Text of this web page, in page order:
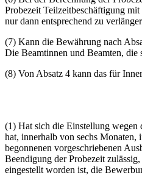
Probezeit Teilzeitbeschäftigung
nur dann entsprechend zu
(7) Kann die Bewährung nach
Die Beamtinnen und Beamten, die
(8) Von Absatz 4 kann das für
(1) Hat sich die Einstellung wegen
hat, innerhalb von sechs
begonnenen vorgeschriebenen
Beendigung der Probezeit
eingestellt worden ist, die